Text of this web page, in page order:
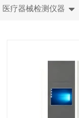
医疗器械检测仪器 